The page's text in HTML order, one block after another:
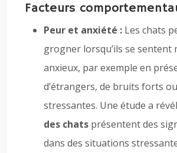
Facteurs
Peur et anxiété : Les chats
grogner lorsqu’ils se sentent
anxieux, par exemple en
d’étrangers, de bruits forts
stressantes. Une étude a
des chats présentent des
dans des situations